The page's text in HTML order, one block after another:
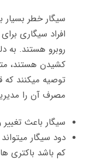
سیگار خطر
افراد سیگاری
روبرو هستند. به
کشیدن هستند،
توصیه میکنند که
مصرف آن را
سیگار باعث
دود سیگار
کم باشد باکتری